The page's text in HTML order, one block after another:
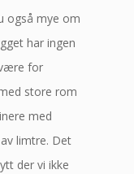
også mye om
har ingen
for
store rom
med
limtre. Det
der vi ikke